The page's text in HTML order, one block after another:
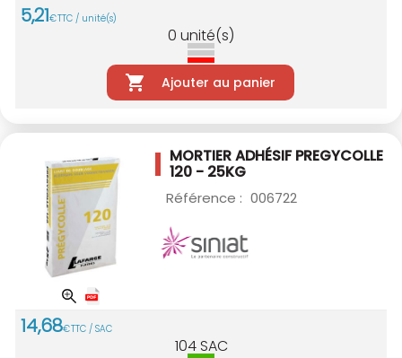
5,21€TTC / unité(s)
0 unité(s)
Ajouter au panier
MORTIER ADHÉSIF PREGYCOLLE
120 - 25KG
Référence : 006722
14,68€TTC / SAC
104 SAC